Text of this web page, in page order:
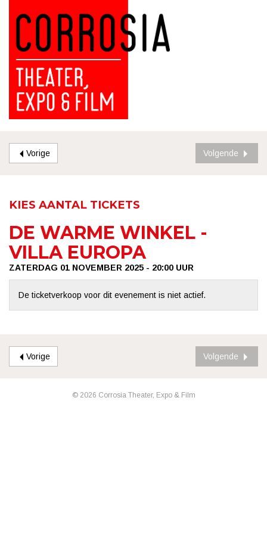
Vorige Volgende
KIES AANTAL TICKETS
DE WARME WINKEL -
VILLA EUROPA
ZATERDAG 01 NOVEMBER 2025 - 20:00 UUR
De ticketverkoop voor dit evenement is niet actief.
Vorige Volgende
© 2026 Corrosia Theater, Expo & Film